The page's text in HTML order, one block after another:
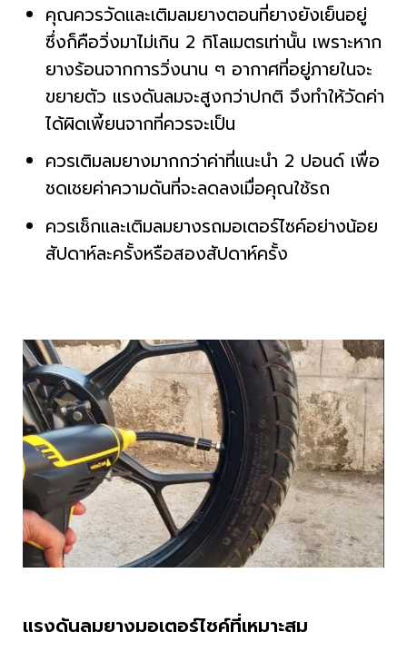
คุณควรวัดและเติมลมยางตอนที่ยางยังเย็นอยู่
ซึ่งก็คือวิ่งมาไม่เกิน 2 กิโลเมตรเท่านั้น เพราะหาก
ยางร้อนจากการวิ่งนาน ๆ อากาศที่อยู่ภายในจะ
ขยายตัว แรงดันลมจะสูงกว่าปกติ จึงทำให้วัดค่า
ได้ผิดเพี้ยนจากที่ควรจะเป็น
ควรเติมลมยางมากกว่าค่าที่แนะนำ 2 ปอนด์ เพื่อ
ชดเชยค่าความดันที่จะลดลงเมื่อคุณใช้รถ
ควรเช็กและเติมลมยางรถมอเตอร์ไซค์อย่างน้อย
สัปดาห์ละครั้งหรือสองสัปดาห์ครั้ง
แรงดันลมยางมอเตอร์ไซค์ที่เหมาะสม